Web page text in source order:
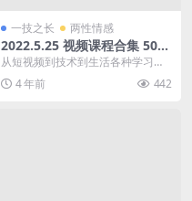
一技之长 两性情感
2022.5.25 视频课程合集 50部
400G 阿里云盘
从短视频到技术到生活各种学习视
频 2021年333教育学综合课程、资
料 壹心理读...
4 年前 442